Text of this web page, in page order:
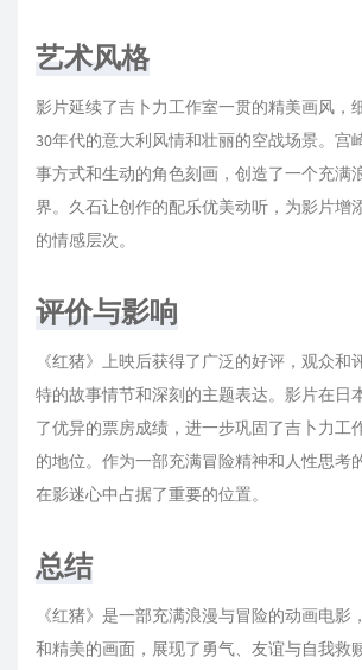
艺术风格
影片延续了吉卜力工作室一贯的精美画风，
30年代的意大利风情和壮丽的空战场景。宫
事方式和生动的角色刻画，创造了一个充满
界。久石让创作的配乐优美动听，为影片增
的情感层次。
评价与影响
《红猪》上映后获得了广泛的好评，观众和
特的故事情节和深刻的主题表达。影片在日
了优异的票房成绩，进一步巩固了吉卜力工
的地位。作为一部充满冒险精神和人性思考
在影迷心中占据了重要的位置。
总结
《红猪》是一部充满浪漫与冒险的动画电影
和精美的画面，展现了勇气、友谊与自我救